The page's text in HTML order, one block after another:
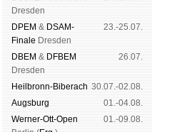
Dres­den
DPEM & DSAM-
Finale Dres­den
23.-25.07.
DBEM & DFBEM
Dres­den
26.07.
Heil­bronn-Bi­ber­ach 30.07.-02.08.
Augs­burg
01.-04.08.
Werner-Ott-Open
01.-09.08.